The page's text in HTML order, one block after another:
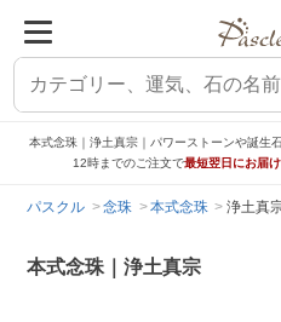
本式念珠｜浄土真宗｜パワーストーンや誕生
12時までのご注文で最短翌日にお届け
パスクル 念珠 本式念珠 浄土真
本式念珠｜浄土真宗